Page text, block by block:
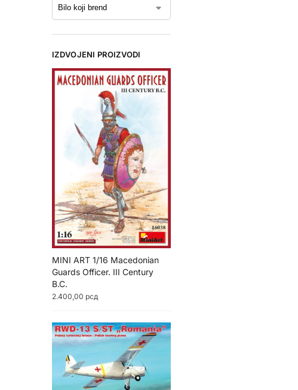
IZDVOJENI PROIZVODI
MINI ART 1/16 Macedonian
Guards Officer. III Century
B.C.
2.400,00 рсд